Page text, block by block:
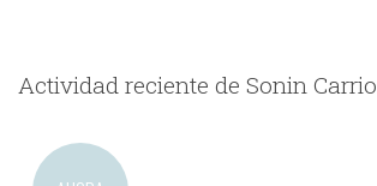
Actividad reciente de Sonin Carrio